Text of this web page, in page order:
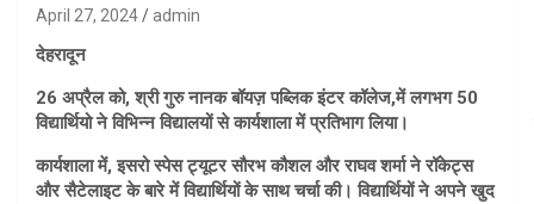
April 27, 2024 admin
देहरादून
26 अप्रैल को, श्री गुरु नानक बॉयज़ पब्लिक इंटर कॉलेज,में लगभग 50
विद्यार्थियो ने विभिन्न विद्यालयों से कार्यशाला में प्रतिभाग लिया।
कार्यशाला में, इसरो स्पेस ट्यूटर सौरभ कौशल और राघव शर्मा ने रॉकेट्स
और सैटेलाइट के बारे में विद्यार्थियों के साथ चर्चा की। विद्यार्थियों ने अपने खुद